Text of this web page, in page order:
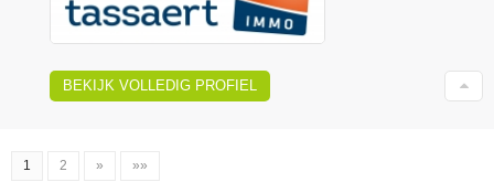
BEKIJK VOLLEDIG PROFIEL
1 2 » »»